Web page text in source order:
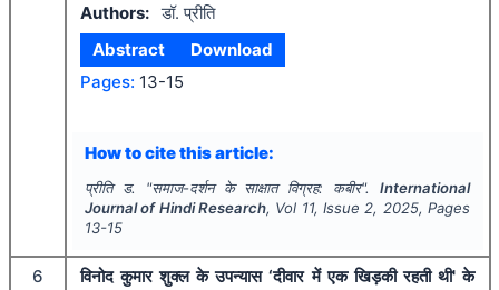
Authors: डॉ. प्रीति
Abstract
Download
Pages: 13-15
How to cite this article:
प्रीति ड. "समाज-दर्शन के साक्षात विग्रह: कबीर".International
Journal of Hindi Research, Vol 11, Issue 2, 2025, Pages
13-15
6
विनोद कुमार शुक्ल के उपन्यास ‘दीवार में एक खिड़की रहती थी' के